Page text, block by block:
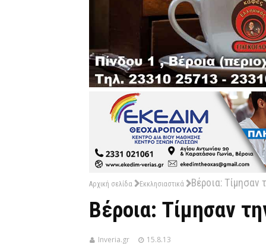
Αρχική σελίδα Εκκλησιαστικά Βέροια: Τίμησαν
Βέροια: Τίμησαν
Inveria.gr 15.8.13